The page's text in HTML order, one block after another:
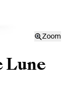
Zoom
Lune